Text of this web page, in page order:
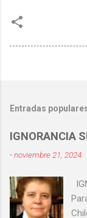
Entradas
IGNORANCIA
-noviembre 21, 2024